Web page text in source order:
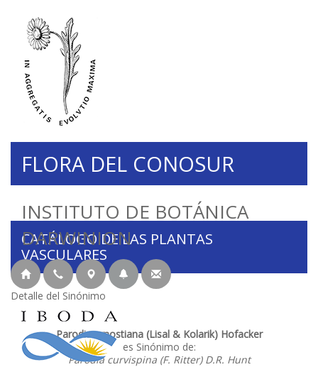
INSTITUTO DE BOTÁNICA
DARWINION
FLORA DEL CONOSUR
CATÁLOGO DE LAS PLANTAS
VASCULARES
Detalle del Sinónimo
Parodia arnostiana (Lisal & Kolarik) Hofacker
es Sinónimo de:
Parodia curvispina (F. Ritter) D.R. Hunt